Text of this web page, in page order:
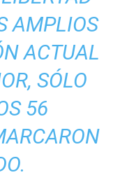
AMPLIOS
ACTUAL
SÓLO
56